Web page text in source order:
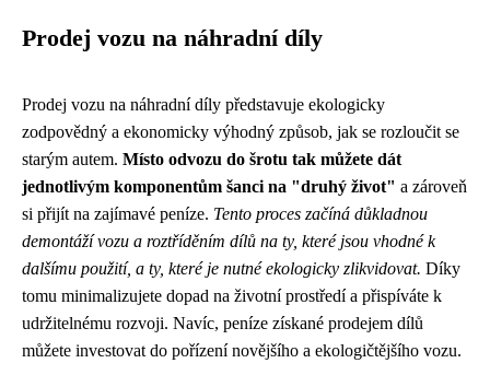
Prodej vozu na náhradní díly
Prodej vozu na náhradní díly představuje ekologicky
zodpovědný a ekonomicky výhodný způsob, jak se rozloučit se
starým autem. Místo odvozu do šrotu tak můžete dát
jednotlivým komponentům šanci na "druhý život" a zároveň
si přijít na zajímavé peníze. Tento proces začíná důkladnou
demontáží vozu a roztříděním dílů na ty, které jsou vhodné k
dalšímu použití, a ty, které je nutné ekologicky zlikvidovat. Díky
tomu minimalizujete dopad na životní prostředí a přispíváte k
udržitelnému rozvoji. Navíc, peníze získané prodejem dílů
můžete investovat do pořízení novějšího a ekologičtějšího vozu.